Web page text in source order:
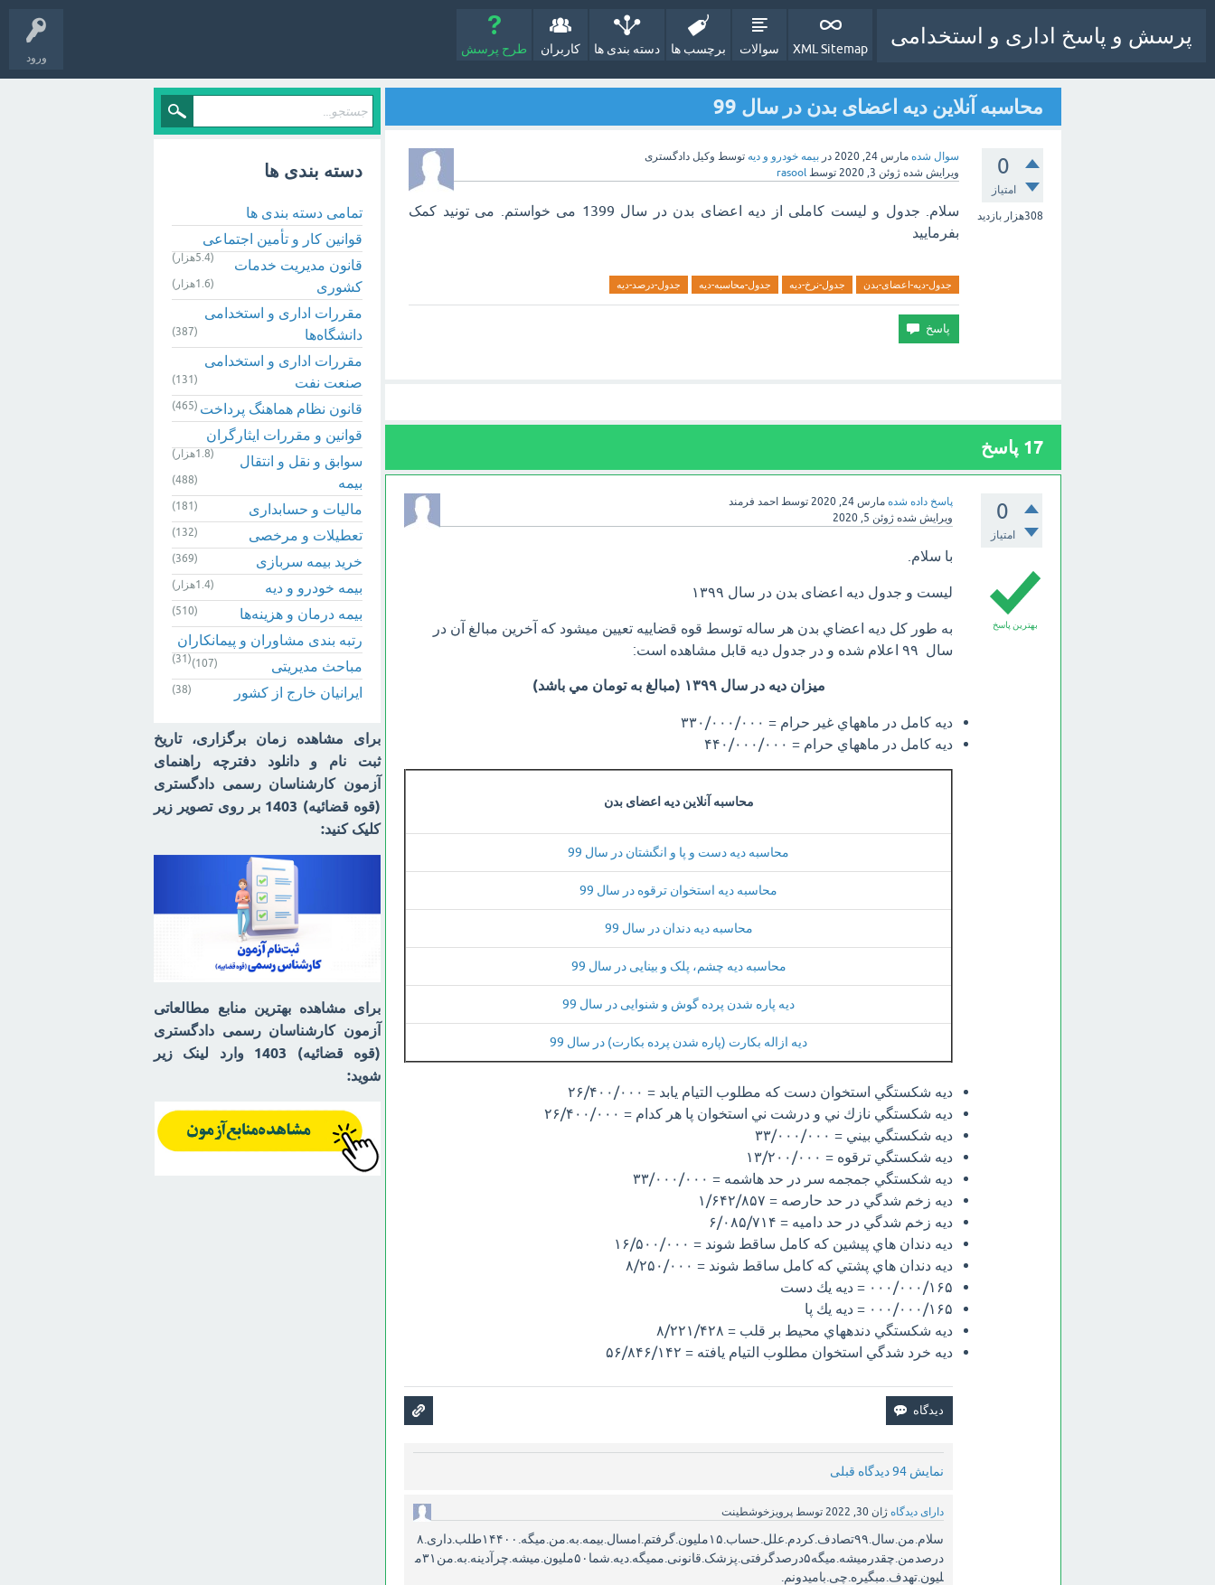
ورود
پرسش و پاسخ اداری و استخدامی
XML Sitemap سوالات برچسب ها دسته بندی ها کاربران طرح پرسش
محاسبه آنلاین دیه اعضای بدن در سال 99
0
امتیاز
308هزار بازدید
سوال شده مارس 24, 2020 در بیمه خودرو و دیه توسط وکیل دادگستری
ویرایش شده ژوئن 3, 2020 توسط rasool
سلام. جدول و لیست کاملی از دیه اعضای بدن در سال 1399 می خواستم. می تونید کمک
بفرمایید
جدول-دیه-اعضای-بدن جدول-نرخ-دیه جدول-محاسبه-دیه جدول-درصد-دیه
17 پاسخ
0
امتیاز
پاسخ داده شده مارس 24, 2020 توسط احمد فرمند
ویرایش شده ژوئن 5, 2020
بهترین پاسخ
با سلام.
لیست و جدول دیه اعضای بدن در سال ١٣٩٩
به طور كل ديه اعضاي بدن هر ساله توسط قوه قضاييه تعيين ميشود كه آخرين مبالغ آن در
سال ٩٩ اعلام شده و در جدول ديه قابل مشاهده است:
ميزان ديه در سال ١٣٩٩ (مبالغ به تومان مي باشد)
ديه كامل در ماههاي غير حرام = ٣٣٠/٠٠٠/٠٠٠
ديه كامل در ماههاي حرام = ۴۴٠/٠٠٠/٠٠٠
محاسبه آنلاین دیه اعضای بدن
محاسبه دیه دست و پا و انگشتان در سال 99
محاسبه دیه استخوان ترقوه در سال 99
محاسبه دیه دندان در سال 99
محاسبه دیه چشم، پلک و بینایی در سال 99
دیه پاره شدن پرده گوش و شنوایی در سال 99
دیه ازاله بکارت (پاره شدن پرده بکارت) در سال 99
ديه شكستگي استخوان دست كه مطلوب التيام يابد = ٢۶/۴٠٠/٠٠٠
ديه شكستگي نازك ني و درشت ني استخوان پا هر كدام = ٢۶/۴٠٠/٠٠٠
ديه شكستگي بيني = ٣٣/٠٠٠/٠٠٠
ديه شكستگي ترقوه = ١٣/٢٠٠/٠٠٠
ديه شكستگي جمجمه سر در حد هاشمه = ٣٣/٠٠٠/٠٠٠
ديه زخم شدگي در حد حارصه = ١/۶۴٢/٨۵٧
ديه زخم شدگي در حد داميه = ۶/٠٨۵/٧١۴
ديه دندان هاي پيشين كه كامل ساقط شوند = ١۶/۵٠٠/٠٠٠
ديه دندان هاي پشتي كه كامل ساقط شوند = ٨/٢۵٠/٠٠٠
١۶۵/٠٠٠/٠٠٠ = ديه يك دست
١۶۵/٠٠٠/٠٠٠ = ديه يك پا
ديه شكستگي دندههاي محيط بر قلب = ٨/٢٢١/۴٢٨
ديه خرد شدگي استخوان مطلوب التيام يافته = ۵۶/٨۴۶/١۴٢
نمایش 94 دیدگاه قبلی
دارای دیدگاه ژان 30, 2022 توسط پرویزخوشطینت
سلام.من.سال.۹۹تصادف.کردم.علل.حساب.۱۵ملیون.گرفتم.امسال.بیمه.به.من.میگه.۱۴۴۰۰طلب.داری.۸
درصدمن.چقدرمیشه.میگه۵درصدگرفتی.پزشک.قانونی.ممیگه.دیه.شما۵۰ملیون.میشه.چرآدینه.به.من۳۱م
لیون.تهدف.مبگیره.چی.بامیدونم.
دسته بندی ها
تمامی دسته بندی ها
قوانین کار و تأمین اجتماعی
(5.4هزار)
قانون مدیریت خدمات
کشوری
(1.6هزار)
مقررات اداری و استخدامی
دانشگاه‌ها
(387)
مقررات اداری و استخدامی
صنعت نفت
(131)
قانون نظام هماهنگ پرداخت (465)
قوانین و مقررات ایثارگران
(1.8هزار)
سوابق و نقل و انتقال
بیمه‌
(488)
مالیات و حسابداری (181)
تعطیلات و مرخصی (132)
خرید بیمه سربازی (369)
بیمه خودرو و دیه (1.4هزار)
بیمه درمان و هزینه‌ها (510)
رتبه بندی مشاوران و پیمانکاران
(31) مباحث مدیریتی (107)
ایرانیان خارج از کشور (38)
برای مشاهده زمان برگزاری، تاریخ
ثبت نام و دانلود دفترچه راهنمای
آزمون کارشناسان رسمی دادگستری
(قوه قضائیه) 1403 بر روی تصویر زیر
کلیک کنید:
برای مشاهده بهترین منابع مطالعاتی
آزمون کارشناسان رسمی دادگستری
(قوه قضائیه) 1403 وارد لینک زیر
شوید: